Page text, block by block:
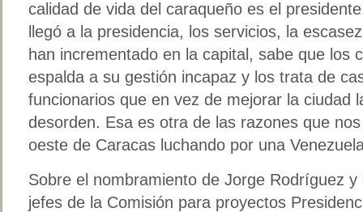
calidad de vida del caraqueño es el
llegó a la presidencia, los servicios, la
han incrementado en la capital, sabe que los
espalda a su gestión incapaz y los trata de
funcionarios que en vez de mejorar la ciudad
desorden. Esa es otra de las razones que
oeste de Caracas luchando por una
Sobre el nombramiento de Jorge Rodríguez
jefes de la Comisión para proyectos